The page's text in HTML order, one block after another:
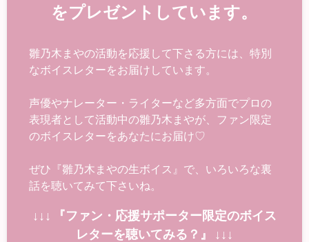
をプレゼントしています。
雛乃木まやの活動を応援して下さる方には、特別
なボイスレターをお届けしています。
声優やナレーター・ライターなど多方面でプロの
表現者として活動中の雛乃木まやが、ファン限定
のボイスレターをあなたにお届け♡
ぜひ『雛乃木まやの生ボイス』で、いろいろな裏
話を聴いてみて下さいね。
↓↓↓ 『ファン・応援サポーター限定のボイス
レターを聴いてみる？』 ↓↓↓